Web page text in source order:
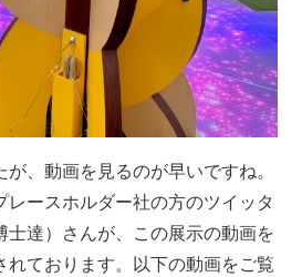
、動画を見るのが早いですね。
レースホルダー社の方のツイッタ
士達）さんが、この展示の動画を
れております。以下の動画をご覧